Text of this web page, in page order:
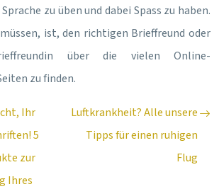
zu üben und dabei Spass zu haben.
ist, den richtigen Brieffreund oder
über die vielen Online-
zu finden.
Ihr
5
zur
Ihres
Luftkrankheit? Alle unsere
Tipps für einen ruhigen
Flug